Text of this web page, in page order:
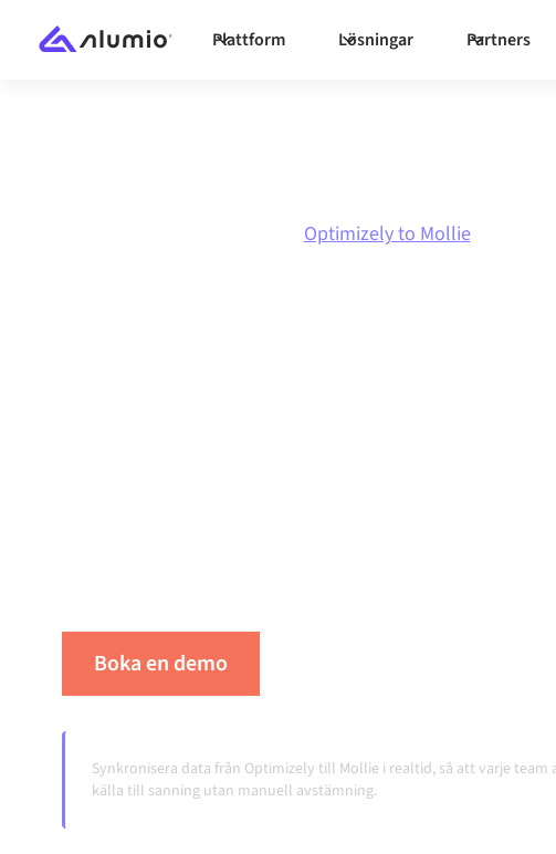
Plattform Lösningar Partners
Optimizely to Mollie
Boka en demo
Synkronisera data från Optimizely till Mollie i realtid, så att varje
källa till sanning utan manuell avstämning.